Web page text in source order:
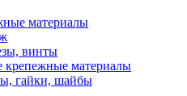
материалы
винты
крепежные материалы
гайки, шайбы